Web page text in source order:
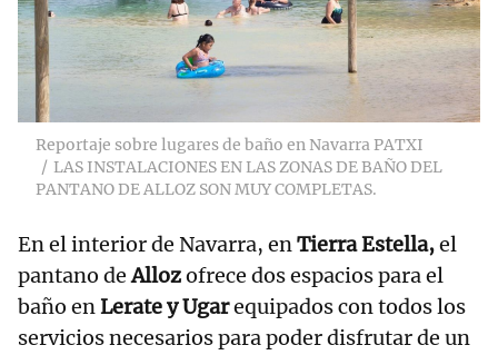
Reportaje sobre lugares de baño en Navarra PATXI
LAS INSTALACIONES EN LAS ZONAS DE BAÑO DEL
PANTANO DE ALLOZ SON MUY COMPLETAS.
En el interior de Navarra, enTierra Estella,el
pantano deAllozofrece dos espacios para el
baño enLerate y Ugarequipados con todos los
servicios necesarios para poder disfrutar de un